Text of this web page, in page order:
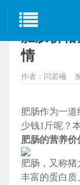
当前位置：
情
作者：闫若曦
肥肠作为一
少钱1斤呢？
肥肠的营养价
肥肠，又称
丰富的蛋白质